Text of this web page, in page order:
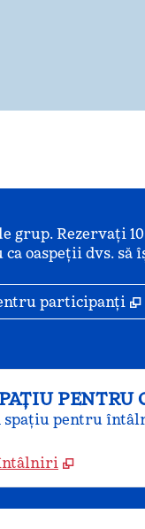
Rezervați
oaspeții dvs. să
participanți ,
PENTRU
pentru